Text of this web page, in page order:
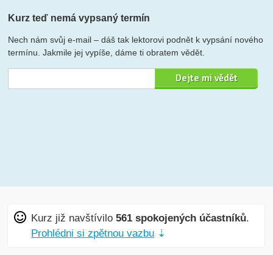
Kurz teď nemá vypsaný termín
Nech nám svůj e-mail – dáš tak lektorovi podnět k vypsání nového
termínu. Jakmile jej vypíše, dáme ti obratem vědět.
Kurz již navštívilo561 spokojených účastníků.
Prohlédni si zpětnou vazbu ⇣